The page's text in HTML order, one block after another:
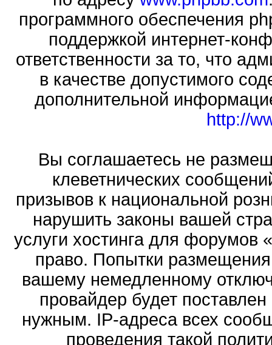
программного обеспечения
поддержкой интернет-
ответственности за то, что
в качестве допустимого
дополнительной
http://
Вы соглашаетесь не
клеветнических
призывов к национальной
нарушить законы вашей
услуги хостинга для
право. Попытки
вашему немедленному
провайдер будет
нужным. IP-адреса всех
проведения такой